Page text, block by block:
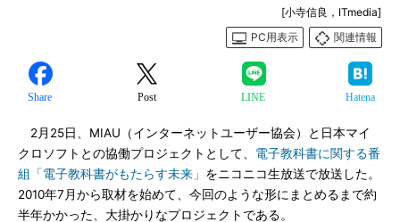
[小寺信良，ITmedia]
PC用表示
関連情報
Share Post LINE Hatena
2月25日、MIAU（インターネットユーザー協会）と日本マイ
クロソフトとの協働プロジェクトとして、 電子教科書に関する番
組「電子教科書がもたらす未来」 をニコニコ生放送で放送した。
2010年7月から取材を始めて、今回のような形にまとめるまで約
半年かかった、大掛かりなプロジェクトである。